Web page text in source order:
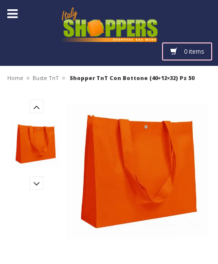
0 items
Home » Buste TnT » Shopper TnT Con Bottone (40+12×32) Pz 50